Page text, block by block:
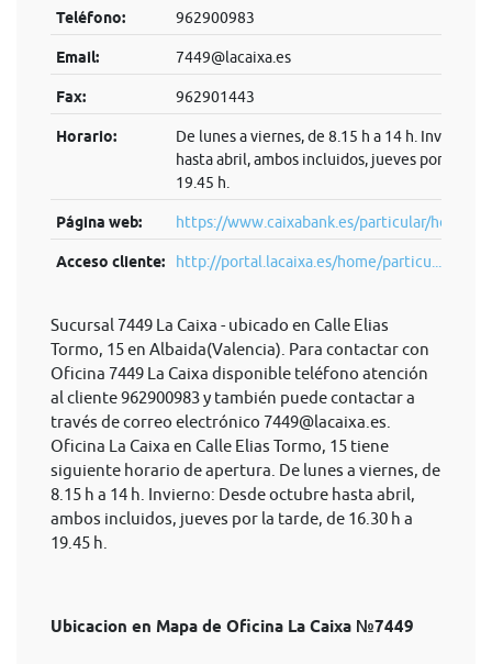
Teléfono: 962900983
Email: 7449@lacaixa.es
Fax: 962901443
Horario:
De lunes a viernes, de 8.15 h a 14 h. Invierno:
hasta abril, ambos incluidos, jueves por la
19.45 h.
Página web: https://www.caixabank.es/particular/home/
Acceso cliente: http://portal.lacaixa.es/home/particu...
Sucursal 7449 La Caixa - ubicado en Calle Elias
Tormo, 15 en Albaida(Valencia). Para contactar con
Oficina 7449 La Caixa disponible teléfono atención
al cliente 962900983 y también puede contactar a
través de correo electrónico 7449@lacaixa.es
Oficina La Caixa en Calle Elias Tormo, 15 tiene
siguiente horario de apertura. De lunes a viernes, de
8.15 h a 14 h. Invierno: Desde octubre hasta abril,
ambos incluidos, jueves por la tarde, de 16.30 h a
19.45 h.
Ubicacion en Mapa de Oficina La Caixa №7449